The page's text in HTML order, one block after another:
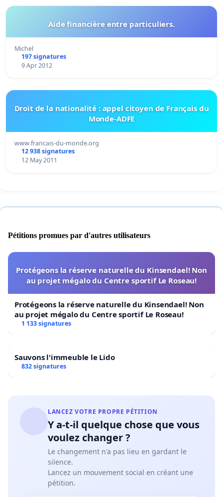
Aide financière entre particuliers.
Michel
197 signatures
9 Apr 2012
Droit de la nationalité : appel citoyen de Français du
Monde-ADFE
www.francais-du-monde.org
12 938 signatures
12 May 2011
Pétitions promues par d'autres utilisateurs
Protégeons la réserve naturelle du Kinsendael! Non
au projet mégalo du Centre sportif Le Roseau!
Protégeons la réserve naturelle du Kinsendael! Non
au projet mégalo du Centre sportif Le Roseau!
1 133 signatures
Sauvons l'immeuble le Lido
832 signatures
LANCEZ VOTRE PROPRE PÉTITION
Y a-t-il quelque chose que vous
voulez changer ?
Le changement n'a pas lieu en gardant le
silence.
Lancez un mouvement social en créant une
pétition.